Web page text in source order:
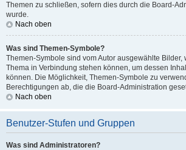
Themen zu schließen, sofern dies durch die Board-
wurde.
Nach oben
Was sind Themen-Symbole?
Themen-Symbole sind vom Autor ausgewählte Bilder,
Thema in Verbindung stehen können, um dessen
können. Die Möglichkeit, Themen-Symbole zu
Berechtigungen ab, die die Board-Administration
Nach oben
Benutzer-Stufen und Gruppen
Was sind Administratoren?